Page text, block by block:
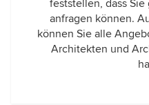
feststellen, dass
anfragen können.
können Sie alle
Architekten und